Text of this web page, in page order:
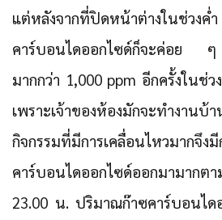
แต่หลังจากที่ปิดหน้าต่างใน
คาร์บอนไดออกไซด์ก็จะค่อย
มากกว่า 1,000 ppm อีกครั้งในช่ว
เพราะเจ้าของห้องมักจะทำงานบ้
กิจกรรมที่มีการเคลื่อนไหวมากจึง
คาร์บอนไดออกไซด์ออกมามากตา
23.00 น. ปริมาณก๊าซคาร์บอนได